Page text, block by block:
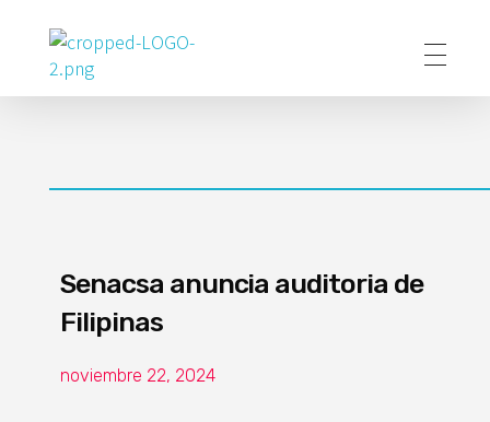
Poder Agropecuario
Senacsa anuncia auditoria de
Filipinas
noviembre 22, 2024